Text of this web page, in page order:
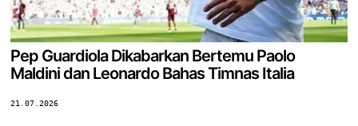
Pep Guardiola Dikabarkan Bertemu Paolo
Maldini dan Leonardo Bahas Timnas Italia
21.07.2026